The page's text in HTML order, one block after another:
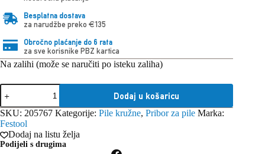
Besplatna dostava
za narudžbe preko €135
Obročno plaćanje do 6 rata
za sve korisnike PBZ kartica
Na zalihi (može se naručiti po isteku zaliha)
Festool
HW
168x1,8x20
F/FA
52
List
pile
Dodaj u košaricu
SKU: 205767 Kategorije: Pile kružne, Pribor za pile Marka:
Festool
Dodaj na listu želja
Podijeli s drugima